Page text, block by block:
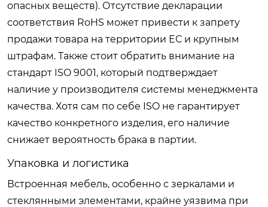
опасных веществ). Отсутствие декларации
соответствия RoHS может привести к запрету
продажи товара на территории ЕС и крупным
штрафам. Также стоит обратить внимание на
стандарт ISO 9001, который подтверждает
наличие у производителя системы менеджмента
качества. Хотя сам по себе ISO не гарантирует
качество конкретного изделия, его наличие
снижает вероятность брака в партии.
Упаковка и логистика
Встроенная мебель, особенно с зеркалами и
стеклянными элементами, крайне уязвима при